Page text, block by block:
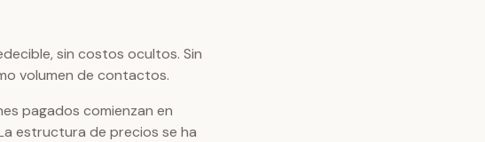
sin costos ocultos. Sin
volumen de contactos.
pagados comienzan en
estructura de precios se ha